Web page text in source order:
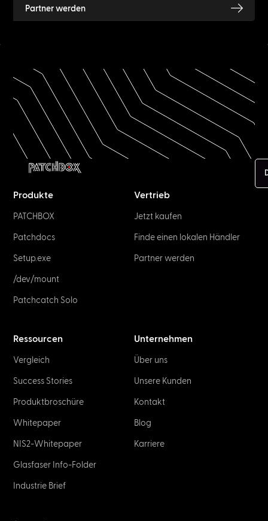
Partner werden
Produkte
PATCHBOX
Patchdocs
Setup.exe
/dev/mount
Patchcatch Solo
Vertrieb
Jetzt kaufen
Finde einen lokalen Händler
Partner werden
Ressourcen
Vergleich
Success Stories
Produkt­broschüre
Whitepaper
NIS2-Whitepaper
Glasfaser Info-Folder
Industrie Brief
Unternehmen
Über uns
Unsere Kunden
Kontakt
Blog
Karriere